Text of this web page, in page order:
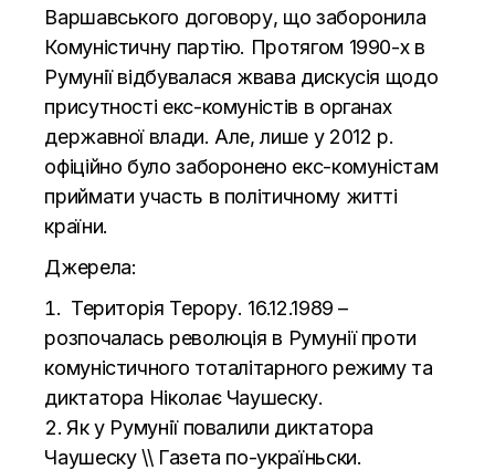
Варшавського договору, що заборонила
Комуністичну партію. Протягом 1990-х в
Румунії відбувалася жвава дискусія щодо
присутності екс-комуністів в органах
державної влади. Але, лише у 2012 р.
офіційно було заборонено екс-комуністам
приймати участь в політичному житті
країни.
Джерела:
Територія Терору. 16.12.1989 –
розпочалась революція в Румунії проти
комуністичного тоталітарного режиму та
диктатора Ніколає Чаушеску.
Як у Румунії повалили диктатора
Чаушеску \\ Газета по-україньски.